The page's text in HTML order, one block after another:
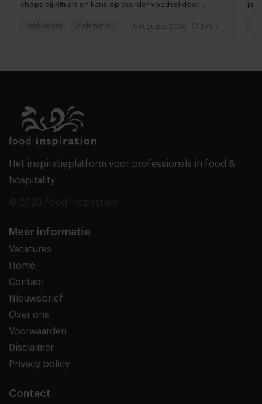
shops bij Rituals en kans op duurder voedsel door
6 augustus 2026 5 min
Producenten Ondernemen
Het inspiratieplatform voor professionals in food &
hospitality
Meer informatie
Vacatures
Home
Contact
Nieuwsbrief
Over ons
Voorwaarden
Disclaimer
Privacy policy
Contact